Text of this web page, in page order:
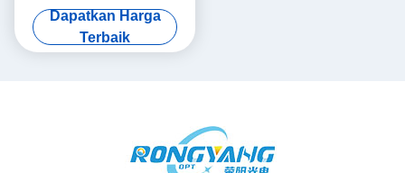
Blue Sky Lamp Untuk
Rumah
Dapatkan Harga
Terbaik